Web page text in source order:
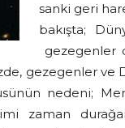
sanki geri
bakışta;
gezegenler
gezegenler
nedeni;
zaman